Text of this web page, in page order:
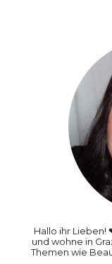
Hallo ihr Lieben!
und wohne in
Themen wie